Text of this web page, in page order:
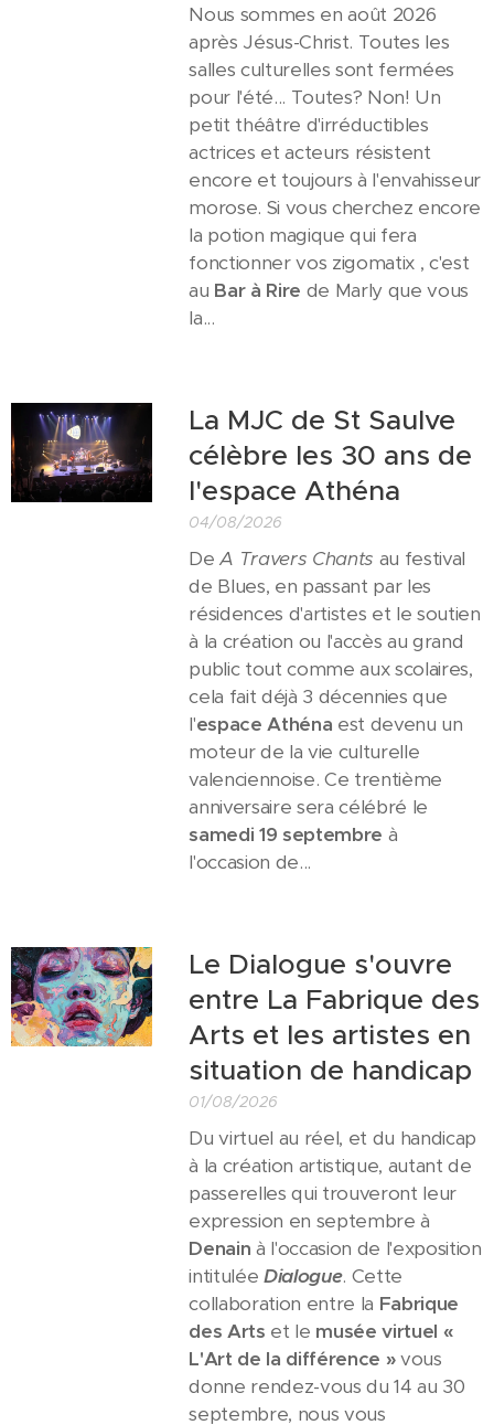
Nous sommes en août 2026
après Jésus-Christ. Toutes les
salles culturelles sont fermées
pour l'été... Toutes? Non! Un
petit théâtre d'irréductibles
actrices et acteurs résistent
encore et toujours à l'envahisseur
morose. Si vous cherchez encore
la potion magique qui fera
fonctionner vos zigomatix , c'est
au Bar à Rire de Marly que vous
la...
La MJC de St Saulve
célèbre les 30 ans de
l'espace Athéna
04/08/2026
DeA Travers Chants au festival
de Blues, en passant par les
résidences d'artistes et le soutien
à la création ou l'accès au grand
public tout comme aux scolaires,
cela fait déjà 3 décennies que
l'espace Athéna est devenu un
moteur de la vie culturelle
valenciennoise. Ce trentième
anniversaire sera célébré le
samedi 19 septembre à
l'occasion de...
Le Dialogue s'ouvre
entre La Fabrique des
Arts et les artistes en
situation de handicap
01/08/2026
Du virtuel au réel, et du handicap
à la création artistique, autant de
passerelles qui trouveront leur
expression en septembre à
Denain à l'occasion de l'exposition
intitulée Dialogue. Cette
collaboration entre la Fabrique
des Arts et le musée virtuel «
L'Art de la différence »vous
donne rendez-vous du 14 au 30
septembre, nous vous